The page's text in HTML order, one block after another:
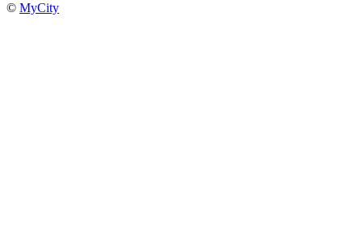
© MyCity